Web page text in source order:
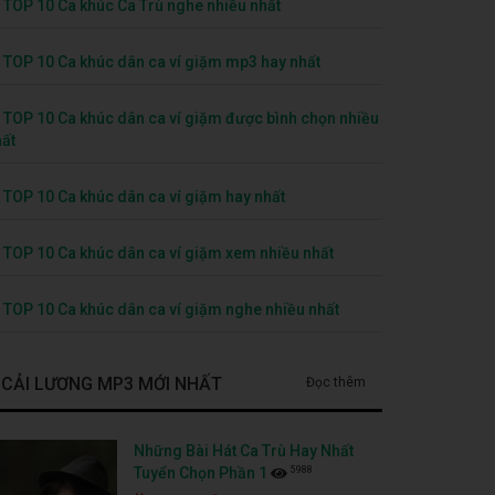
TOP 10 Ca khúc Ca Trù nghe nhiều nhất
TOP 10 Ca khúc dân ca ví giặm mp3 hay nhất
TOP 10 Ca khúc dân ca ví giặm được bình chọn nhiều
TOP 10 Ca khúc dân ca ví giặm hay nhất
TOP 10 Ca khúc dân ca ví giặm xem nhiều nhất
TOP 10 Ca khúc dân ca ví giặm nghe nhiều nhất
CẢI LƯƠNG MP3 MỚI NHẤT Đọc thêm
Những Bài Hát Ca Trù Hay Nhất
Tuyển Chọn Phần 1
5988